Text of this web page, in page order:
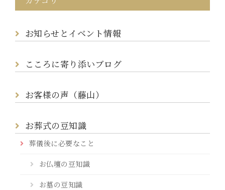
お知らせとイベント情報
こころに寄り添いブログ
お客様の声（藤山）
お葬式の豆知識
葬儀後に必要なこと
お仏壇の豆知識
お墓の豆知識